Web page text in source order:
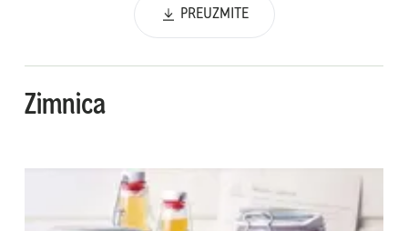
PREUZMITE
Zimnica